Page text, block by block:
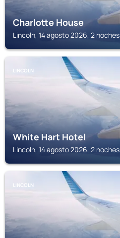
Charlotte House
Lincoln, 14 agosto 2026, 2 noches
LINCOLN
White Hart Hotel
Lincoln, 14 agosto 2026, 2 noches
LINCOLN